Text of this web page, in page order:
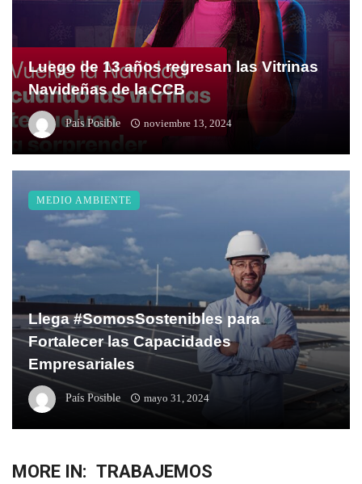
Luego de 13 años regresan las Vitrinas
Navideñas de la CCB
País Posible noviembre 13, 2024
Llega #SomosSostenibles para
Fortalecer las Capacidades
Empresariales
País Posible mayo 31, 2024
MEDIO AMBIENTE
MORE IN: TRABAJEMOS